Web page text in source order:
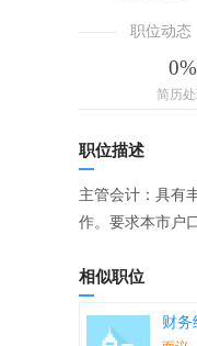
职位动态
0%
简历
职位描述
主管会计：具有
作。要求本市户
相似职位
财务